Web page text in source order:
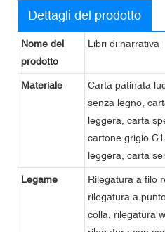
Dettagli del prodotto
Nome del
prodotto
Libri di narrativa
Materiale
Carta patinata
senza legno,
leggera, carta
cartone grigio
leggera, carta
Legame
Rilegatura a filo
rilegatura a
colla, rilegatura